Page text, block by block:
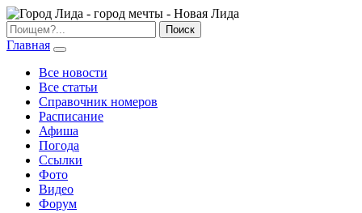
Главная
Все новости
Все статьи
Справочник номеров
Расписание
Афиша
Погода
Ссылки
Фото
Видео
Форум